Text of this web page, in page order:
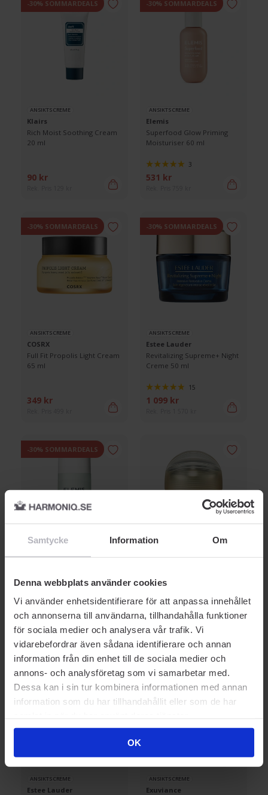
Samtycke Information Om
Denna webbplats använder cookies
Vi använder enhetsidentifierare för att anpassa innehållet
och annonserna till användarna, tillhandahålla funktioner
för sociala medier och analysera vår trafik. Vi
vidarebefordrar även sådana identifierare och annan
information från din enhet till de sociala medier och
annons- och analysföretag som vi samarbetar med.
Dessa kan i sin tur kombinera informationen med annan
information som du har tillhandahållit eller som de har
OK
-30% SOMMARDEALS
ANSIKTSCREME
Klairs
Rich Moist Soothing Cream
20 ml
90 kr
-30% SOMMARDEALS
ANSIKTSCREME
Elemis
Superfood Glow Priming
Moisturiser 60 ml
3
531 kr
-30% SOMMARDEALS
ANSIKTSCREME
COSRX
Full Fit Propolis Light Cream
65 ml
349 kr
-30% SOMMARDEALS
ANSIKTSCREME
Estee Lauder
Revitalizing Supreme+ Night
Creme 50 ml
15
1 099 kr
-30% SOMMARDEALS
ANSIKTSCREME
Sensitive Soothing Milk 50
ml
Rek. Pris 869 kr
ANSIKTSCREME
Ultimate The Cream 40 ml
8 990 kr
Rek. Pris 8 990 kr
-30% SOMMARDEALS
ANSIKTSCREME
Estee Lauder
-30% SOMMARDEALS
ANSIKTSCREME
Exuviance